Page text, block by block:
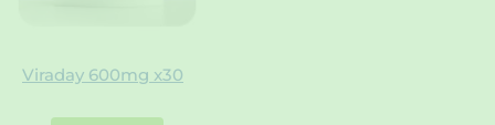
Viraday 600mg x30